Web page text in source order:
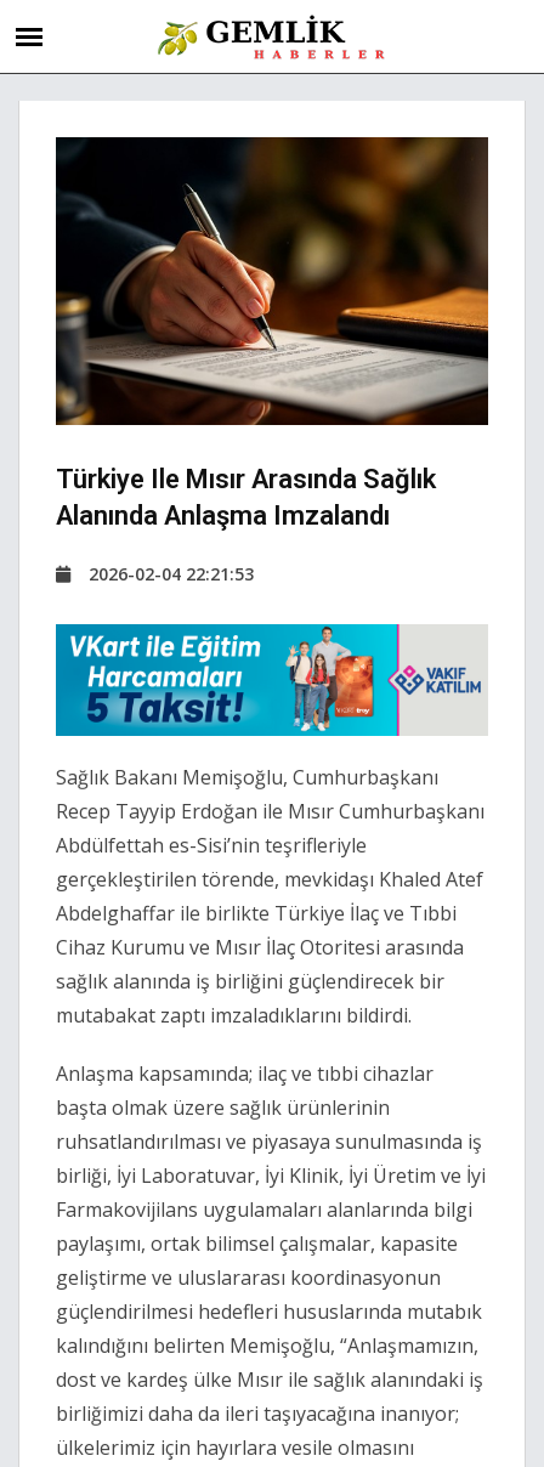
Türkiye Ile Mısır Arasında Sağlık
Alanında Anlaşma Imzalandı
2026-02-04 22:21:53
Sağlık Bakanı Memişoğlu, Cumhurbaşkanı
Recep Tayyip Erdoğan ile Mısır Cumhurbaşkanı
Abdülfettah es-Sisi’nin teşrifleriyle
gerçekleştirilen törende, mevkidaşı Khaled Atef
Abdelghaffar ile birlikte Türkiye İlaç ve Tıbbi
Cihaz Kurumu ve Mısır İlaç Otoritesi arasında
sağlık alanında iş birliğini güçlendirecek bir
mutabakat zaptı imzaladıklarını bildirdi.
Anlaşma kapsamında; ilaç ve tıbbi cihazlar
başta olmak üzere sağlık ürünlerinin
ruhsatlandırılması ve piyasaya sunulmasında iş
birliği, İyi Laboratuvar, İyi Klinik, İyi Üretim ve İyi
Farmakovijilans uygulamaları alanlarında bilgi
paylaşımı, ortak bilimsel çalışmalar, kapasite
geliştirme ve uluslararası koordinasyonun
güçlendirilmesi hedefleri hususlarında mutabık
kalındığını belirten Memişoğlu, “Anlaşmamızın,
dost ve kardeş ülke Mısır ile sağlık alanındaki iş
birliğimizi daha da ileri taşıyacağına inanıyor;
ülkelerimiz için hayırlara vesile olmasını